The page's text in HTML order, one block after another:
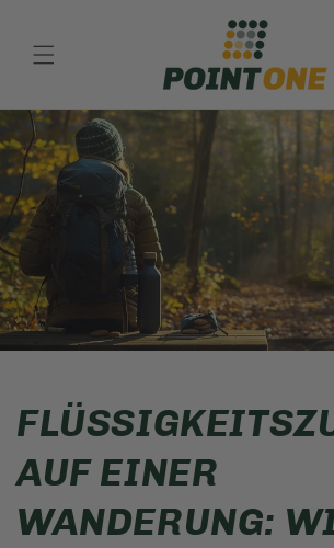
Inhalt
AUF EINER
WANDERUNG: